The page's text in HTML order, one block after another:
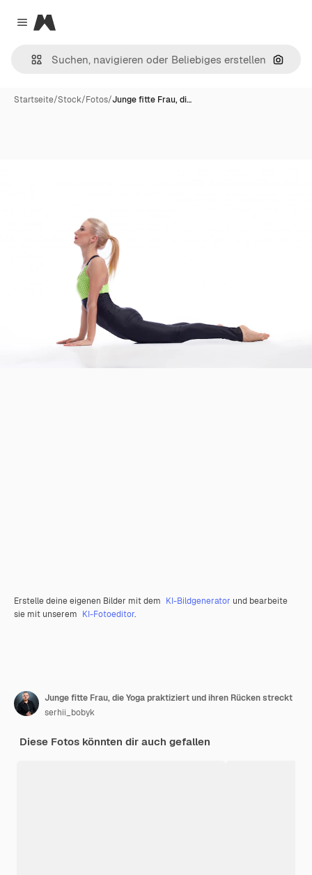
Close menu
Magnific
Nach
Startseite/Stock/Fotos/Junge fitte Frau, di…
Erstelle deine eigenen Bilder mit dem KI-Bildgenerator und bearbeite
sie mit unserem KI-Fotoeditor.
Junge fitte Frau, die Yoga praktiziert und ihren Rücken streckt
serhii_bobyk
Diese Fotos könnten dir auch gefallen